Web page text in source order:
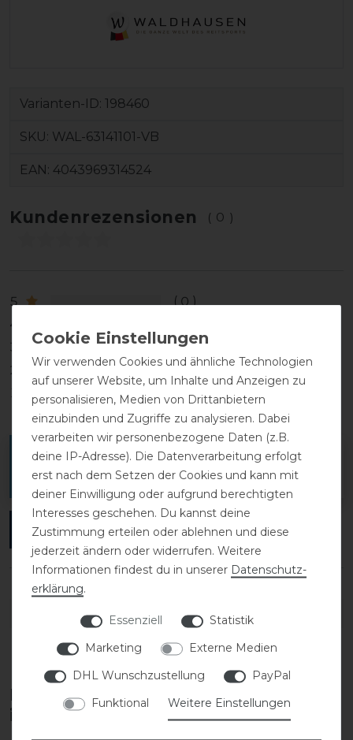
Varianten-ID: 198460
SKU: WAL-63141101-VB
EAN: 4043969314524
Kundenrezensionen (0)
5
0
4
3
0
2
0
1
0
Melde dich an, um eine Kundenrezension zu
verfassen.
ANMELDEN
DETAILS ZUR PRODUKTSICHERHEIT
Diese Produkte könnten dich auch
interessieren
Wir verwenden Cookies und ähnliche Technologien
auf unserer Website, um Inhalte und Anzeigen zu
personalisieren, Medien von Drittanbietern
einzubinden und Zugriffe zu analysieren. Dabei
verarbeiten wir personenbezogene Daten (z.B.
deine IP-Adresse). Die Datenverarbeitung erfolgt
erst nach dem Setzen der Cookies und kann mit
deiner Einwilligung oder aufgrund berechtigten
Interesses geschehen. Du kannst deine
Zustimmung erteilen oder ablehnen und diese
jederzeit ändern oder widerrufen. Weitere
Informationen findest du in unserer Daten­schutz­
erklärung.
Essenziell
Statistik
Marketing
Externe Medien
DHL Wunschzustellung
PayPal
Funktional
Weitere Einstellungen